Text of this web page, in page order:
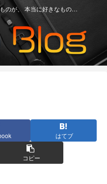
のが、 本当に好きなもの…
はてブ
コピー